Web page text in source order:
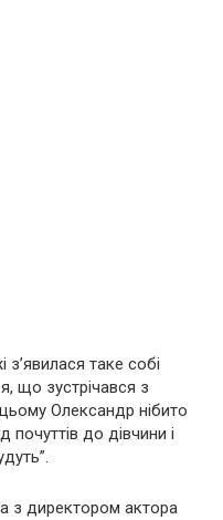
таке собі
що зустрічався з
Олександр нібито
до дівчини і
з директором актора